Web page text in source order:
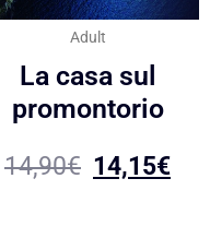
Adult
La casa sul
promontorio
14,90€ 14,15€